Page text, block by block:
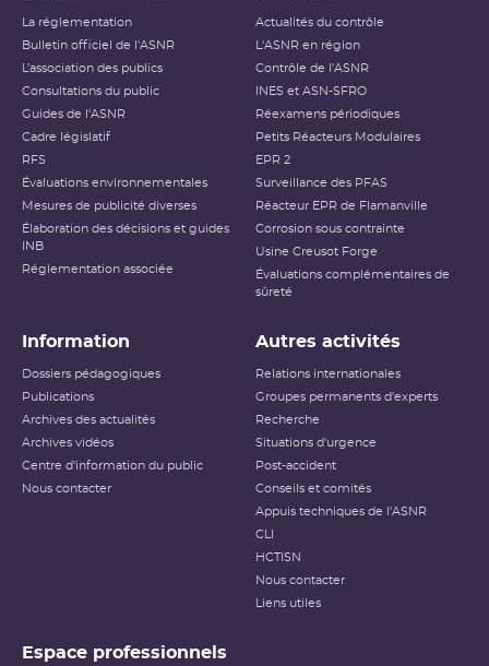
La réglementation
Bulletin officiel de l'ASNR
L’association des publics
Consultations du public
Guides de l'ASNR
Cadre législatif
RFS
Évaluations environnementales
Mesures de publicité diverses
Élaboration des décisions et guides
INB
Réglementation associée
Actualités du contrôle
L'ASNR en région
Contrôle de l'ASNR
INES et ASN-SFRO
Réexamens périodiques
Petits Réacteurs Modulaires
EPR 2
Surveillance des PFAS
Réacteur EPR de Flamanville
Corrosion sous contrainte
Usine Creusot Forge
Évaluations complémentaires de
sûreté
Information
Dossiers pédagogiques
Publications
Archives des actualités
Archives vidéos
Centre d'information du public
Nous contacter
Autres activités
Relations internationales
Groupes permanents d'experts
Recherche
Situations d'urgence
Post-accident
Conseils et comités
Appuis techniques de l'ASNR
CLI
HCTISN
Nous contacter
Liens utiles
Espace professionnels